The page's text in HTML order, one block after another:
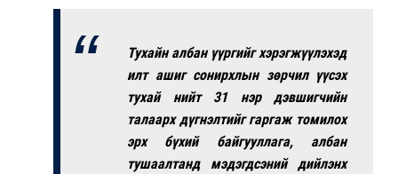
Тухайн албан үүргийг хэрэгжүүлэхэд
илт ашиг сонирхлын зөрчил үүсэх
тухай нийт 31 нэр дэвшигчийн
талаарх дүгнэлтийг гаргаж томилох
эрх бүхий байгууллага, албан
тушаалтанд мэдэгдсэний дийлэнх